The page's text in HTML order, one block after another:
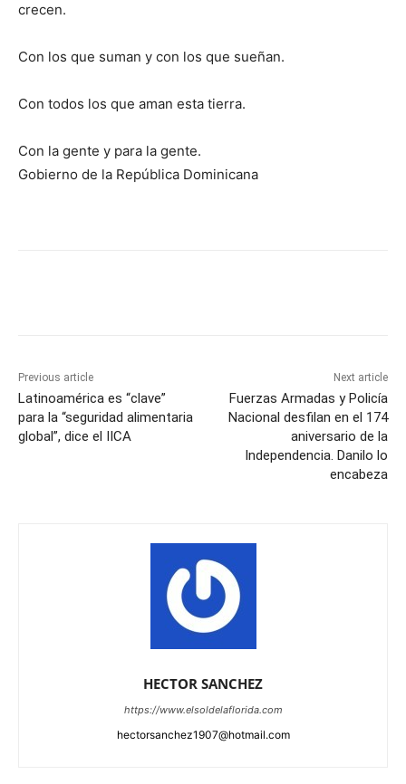
crecen.
Con los que suman y con los que sueñan.
Con todos los que aman esta tierra.
Con la gente y para la gente.
Gobierno de la República Dominicana
Previous article
Latinoamérica es “clave”
para la “seguridad alimentaria
global”, dice el IICA
Next article
Fuerzas Armadas y Policía
Nacional desfilan en el 174
aniversario de la
Independencia. Danilo lo
encabeza
HECTOR SANCHEZ
https://www.elsoldelaflorida.com
hectorsanchez1907@hotmail.com